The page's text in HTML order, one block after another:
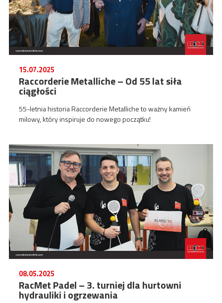
15.07.2025
Raccorderie Metalliche – Od 55 lat siła
ciągłości
55-letnia historia Raccorderie Metalliche to ważny kamień
milowy, który inspiruje do nowego początku!
08.05.2025
RacMet Padel – 3. turniej dla hurtowni
hydrauliki i ogrzewania